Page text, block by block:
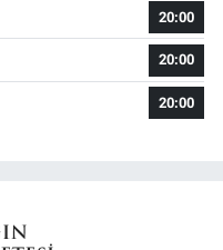
20:00
20:00
20:00